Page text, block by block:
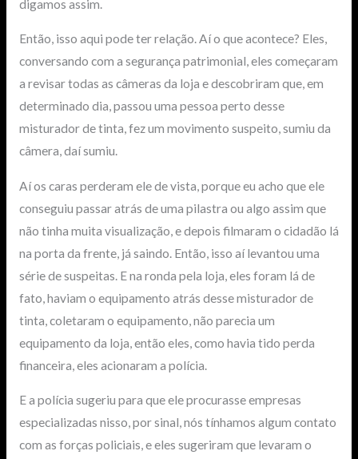
digamos assim.
Então, isso aqui pode ter relação. Aí o que acontece? Eles,
conversando com a segurança patrimonial, eles começaram
a revisar todas as câmeras da loja e descobriram que, em
determinado dia, passou uma pessoa perto desse
misturador de tinta, fez um movimento suspeito, sumiu da
câmera, daí sumiu.
Aí os caras perderam ele de vista, porque eu acho que ele
conseguiu passar atrás de uma pilastra ou algo assim que
não tinha muita visualização, e depois filmaram o cidadão lá
na porta da frente, já saindo. Então, isso aí levantou uma
série de suspeitas. E na ronda pela loja, eles foram lá de
fato, haviam o equipamento atrás desse misturador de
tinta, coletaram o equipamento, não parecia um
equipamento da loja, então eles, como havia tido perda
financeira, eles acionaram a polícia.
E a polícia sugeriu para que ele procurasse empresas
especializadas nisso, por sinal, nós tínhamos algum contato
com as forças policiais, e eles sugeriram que levaram o